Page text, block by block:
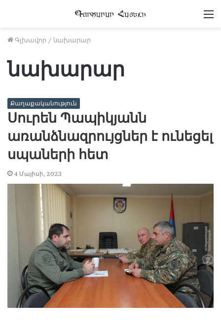
Գլխավոր / նախարար
նախարար
Քաղաքականություն
Սուրեն Պապիկյանն
առանձնազրույցներ է ունեցել
սպաների հետ
4 Մայիսի, 2023